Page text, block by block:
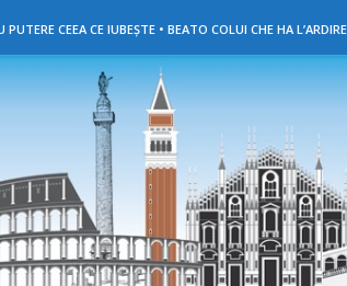
CEEA CE IUBEȘTE • BEATO COLUI CHE HA